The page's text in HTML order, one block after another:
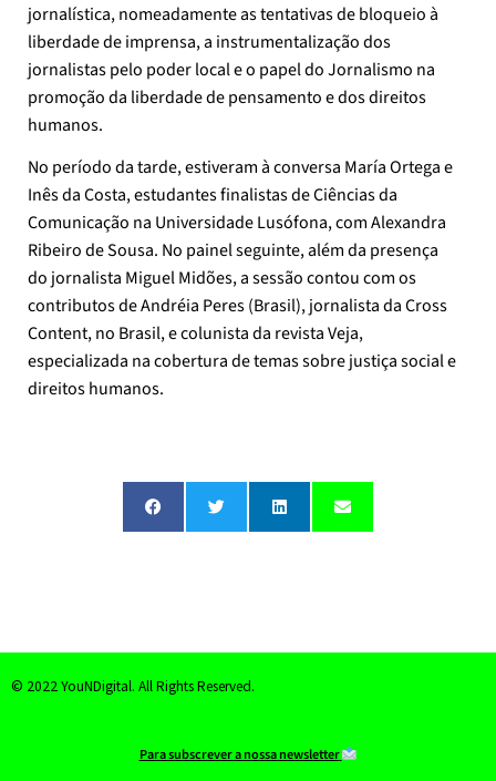
jornalística, nomeadamente as tentativas de bloqueio à
liberdade de imprensa, a instrumentalização dos
jornalistas pelo poder local e o papel do Jornalismo na
promoção da liberdade de pensamento e dos direitos
humanos.
No período da tarde, estiveram à conversa María Ortega e
Inês da Costa, estudantes finalistas de Ciências da
Comunicação na Universidade Lusófona, com Alexandra
Ribeiro de Sousa. No painel seguinte, além da presença
do jornalista Miguel Midões, a sessão contou com os
contributos de Andréia Peres (Brasil), jornalista da Cross
Content, no Brasil, e colunista da revista Veja,
especializada na cobertura de temas sobre justiça social e
direitos humanos.
© 2022 YouNDigital. All Rights Reserved.
Para subscrever a nossa newsletter